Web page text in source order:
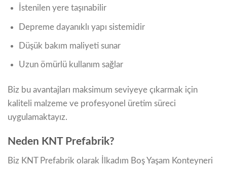
İstenilen yere taşınabilir
Depreme dayanıklı yapı sistemidir
Düşük bakım maliyeti sunar
Uzun ömürlü kullanım sağlar
Biz bu avantajları maksimum seviyeye çıkarmak için
kaliteli malzeme ve profesyonel üretim süreci
uygulamaktayız.
Neden KNT Prefabrik?
Biz KNT Prefabrik olarak İlkadım Boş Yaşam Konteyneri